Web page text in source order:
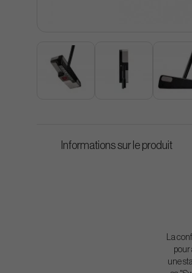
Informations sur le produit
La
pour
une